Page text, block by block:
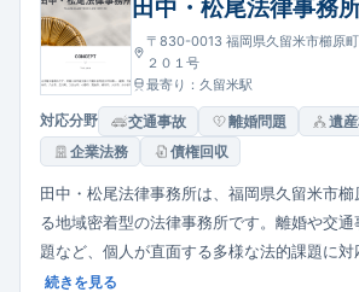
田中・松尾法律事務
〒830-0013 福岡県久留米市櫛原
２０１号
最寄り：久留米駅
対応分野 交通事故 離婚問題 遺
企業法務
債権回収
田中・松尾法律事務所は、福岡県久留米市櫛
る地域密着型の法律事務所です。離婚や交
題など、個人が直面する多様な法的課題に対
業向けには契約書作成や事業承継、債権回収
続きを見る